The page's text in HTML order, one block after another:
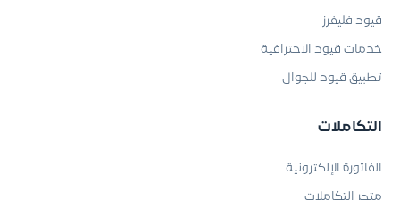
قيود فليفرز
خدمات قيود الاحترافية
تطبيق قيود للجوال
التكاملات
الفاتورة الإلكترونية
متجر التكاملات